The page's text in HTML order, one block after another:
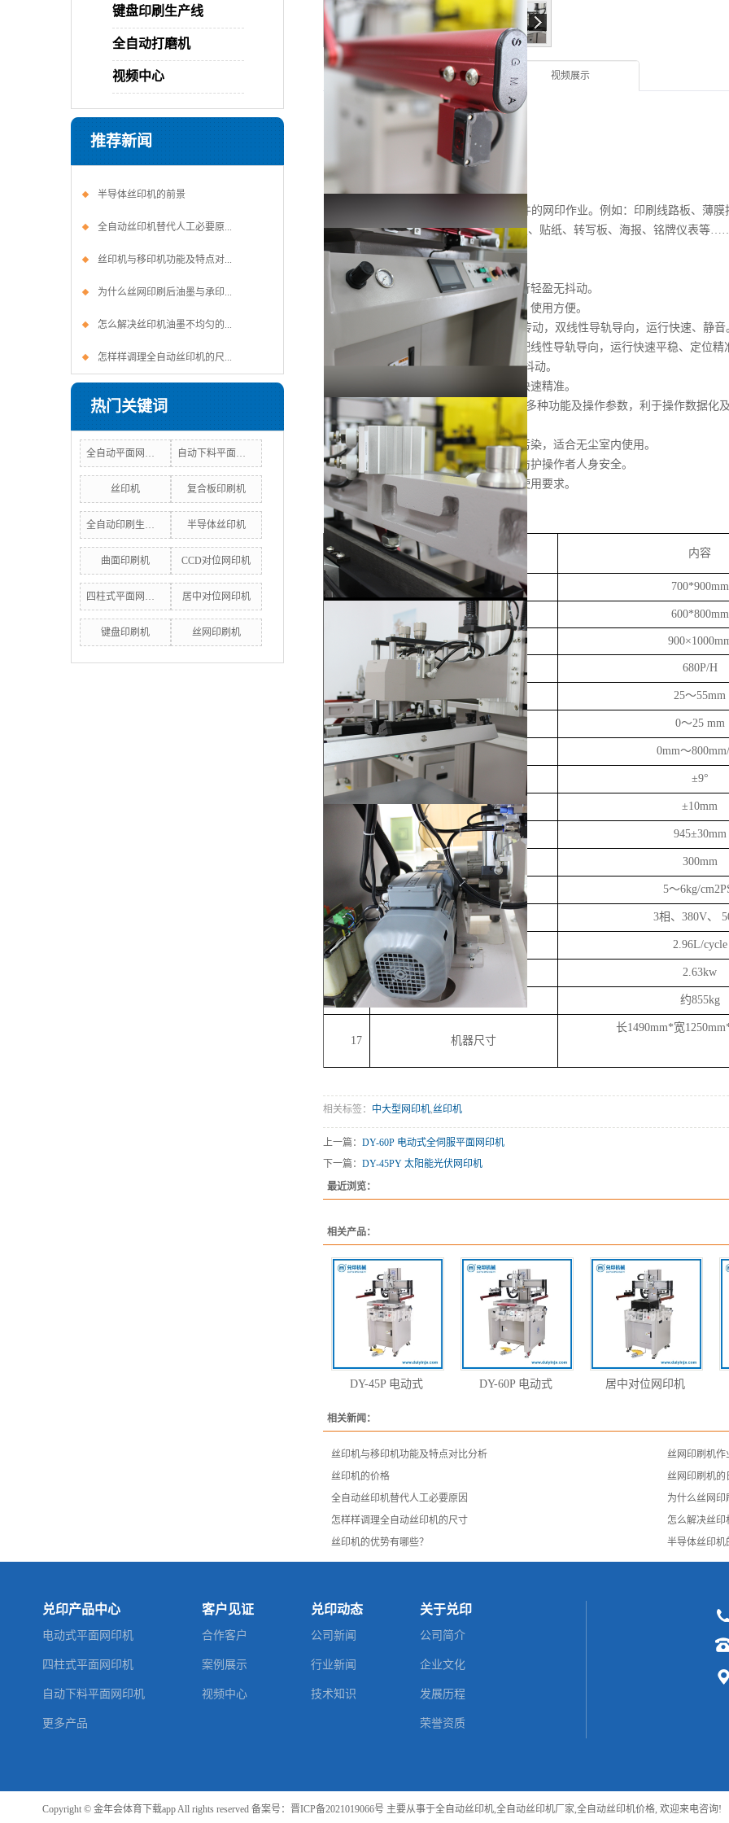
键盘印刷生产线
全自动打磨机
视频中心
推荐新闻
半导体丝印机的前景
全自动丝印机替代人工必要原...
丝印机与移印机功能及特点对...
为什么丝网印刷后油墨与承印...
怎么解决丝印机油墨不均匀的...
怎样样调理全自动丝印机的尺...
热门关键词
全自动平面网印机 自动下料平面网印机
丝印机 复合板印刷机
全自动印刷生产线 半导体丝印机
曲面印刷机 CCD对位网印机
四柱式平面网印机 居中对位网印机
键盘印刷机 丝网印刷机
产品介绍 视频展示
一、设备名称、型号
名称：电动式高精密平面网印机
二、设备用途
该机台适用于各种平面张/片/板形印件的网印作业。例如：印刷线路板、薄膜
玻璃面板、触控面板、光电显示膜/板、贴纸、转写板、海报、铭牌仪表等
三、设备结构
1、横滑座采用整体铝剂型加工，运行轻盈无抖动。
2、网版夹框采用气动自动夹紧设计，使用方便。
3、网版升降采用德国SEW减速马达传动，双线性导轨导向，运行快速、静音
4、印刷行程采用松下伺服马达，搭配线性导轨导向，运行快速平稳、定位精
保证印刷高精度要求、低速高速无抖动。
5、印刷台面三点精密微调，使调整快速精准。
6、人机界面控制+操作按钮，可设置多种功能及操作参数，利于操作数据化
方便，直接安全。
7、免油式三点组合不产生排气油雾污染，适合无尘室内使用。
8、调试设置连锁、安全复归，周密防护操作者人身安全。
9、可根据客户要求定制，满足不同使用要求。
四、规格参数：
项
次
内容
印刷台面尺寸 700*900mm
最大印刷尺寸 600*800mm
最大网框尺寸
4 最快印刷速度（全速） 680P/H
5 网框厚度 25～55mm
6 印件厚度 0～25 mm
印刷头速度 0mm～
印刷头斜印角度 ±9°
9 台面微调范围 ±10mm
工作台面离地高度 945±30mm
11 网版上升调试 300mm
12 气源压力 5～6kg/
13 电源规格 3相、380V、
14 耗气量 2.96L/cycle
15 耗电量 2.63kw
16 机器重量 约855kg
17 机器尺寸
长1490mm*宽
相关标签： 中大型网印机,丝印机
上一篇： DY-60P 电动式全伺服平面网印机
下一篇： DY-45PY 太阳能光伏网印机
最近浏览：
相关产品：
DY-45P 电动式 DY-60P 电动式 居中对位网印机
相关新闻：
丝印机与移印机功能及特点对比分析
丝网印刷机作
丝印机的价格
丝网印刷机的
全自动丝印机替代人工必要原因
为什么丝网
怎样样调理全自动丝印机的尺寸
怎么解决丝印
丝印机的优势有哪些？
半导体丝印机
兑印产品中心
电动式平面网印机
四柱式平面网印机
自动下料平面网印机
更多产品
客户见证
合作客户
案例展示
视频中心
兑印动态
公司新闻
行业新闻
技术知识
关于兑印
公司简介
企业文化
发展历程
荣誉资质
Copyright © 金年会体育下载app All rights reserved 备案号： 晋ICP备2021019066号 主要从事于全自动丝印机,全自动丝印机厂家,全自动丝印机价格, 欢迎来电咨询!